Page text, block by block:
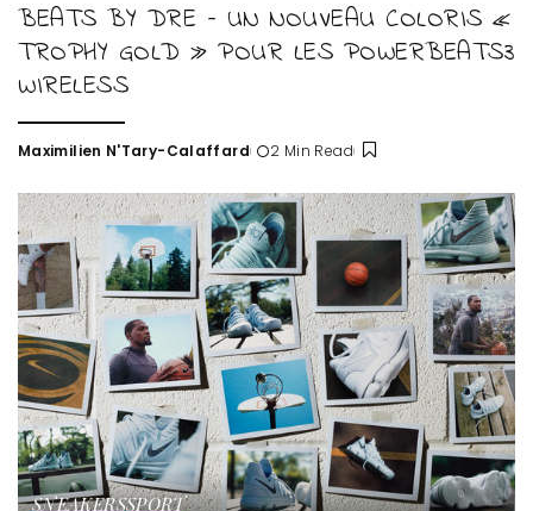
BEATS BY DRE – UN NOUVEAU COLORIS «
TROPHY GOLD » POUR LES POWERBEATS3
WIRELESS
Posted
Maximilien N'Tary-Calaffard 2 Min Read
SNEAKERSSPORT